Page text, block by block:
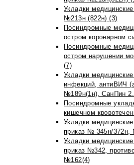
Укладки
№213н (822н) (3)
Посиндромные
остром коронарном
Посиндромные
остром нарушении
(7)
Укладки
инфекций, антиВИЧ
№189н(1н), СанПин
Посиндромные
кишечном
Укладки
приказ № 345н/372н,
Укладки
приказ №342,
№162(4)